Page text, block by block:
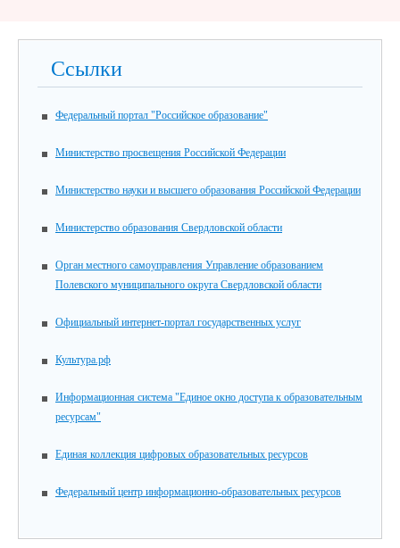
Ссылки
Федеральный портал "Российское образование"
Министерство просвещения Российской Федерации
Министерство науки и высшего образования Российской Федерации
Министерство образования Свердловской области
Орган местного самоуправления Управление образованием
Полевского муниципального округа Свердловской области
Официальный интернет-портал государственных услуг
Культура.рф
Информационная система "Единое окно доступа к образовательным
ресурсам"
Единая коллекция цифровых образовательных ресурсов
Федеральный центр информационно-образовательных ресурсов